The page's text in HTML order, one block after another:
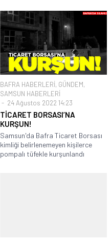
BAFRA HABERLERİ, GÜNDEM,
SAMSUN HABERLERİ
24 Ağustos 2022 14:23
TİCARET BORSASI’NA
KURŞUN!
Samsun'da Bafra Ticaret Borsası
kimliği belirlenemeyen kişilerce
pompalı tüfekle kurşunlandı